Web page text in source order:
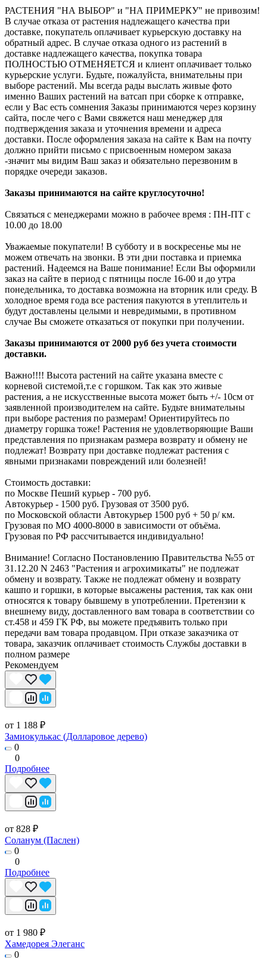
РАСТЕНИЯ "НА ВЫБОР" и "НА ПРИМЕРКУ" не привозим!
В случае отказа от растения надлежащего качества при
доставке, покупатель оплачивает курьерскую доставку на
обратный адрес. В случае отказа одного из растений в
доставке надлежащего качества, покупка товара
ПОЛНОСТЬЮ ОТМЕНЯЕТСЯ и клиент оплачивает только
курьерские услуги. Будьте, пожалуйста, внимательны при
выборе растений. Мы всегда рады выслать живые фото
именно Ваших растений на ватсап при сборке к отправке,
если у Вас есть сомнения Заказы принимаются через корзину
сайта, после чего с Вами свяжется наш менеджер для
подтверждения заказа и уточнения времени и адреса
доставки. После оформления заказа на сайте к Вам на почту
должно прийти письмо с присвоенным номером заказа
-значит мы видим Ваш заказ и обязательно перезвоним в
порядке очереди заказов.
Заказы принимаются на сайте круглосуточно!
Связаться с менеджерами можно в рабочее время : ПН-ПТ с
10.00 до 18.00
Уважаемые покупатели! В субботу и в воскресенье мы не
можем отвечать на звонки. В эти дни поставка и приемка
растений. Надеемся на Ваше понимание! Если Вы оформили
заказ на сайте в период с пятницы после 16-00 и до утра
понедельника, то доставка возможна на вторник или среду. В
холодное время года все растения пакуются в утеплитель и
будут доставлены целыми и невредимыми, в противном
случае Вы сможете отказаться от покупки при получении.
Заказы принимаются от 2000 руб без учета стоимости
доставки.
Важно!!!! Высота растений на сайте указана вместе с
корневой системой,т.е с горшком. Так как это живые
растения, а не искусственные высота может быть +/- 10см от
заявленной производителем на сайте. Будьте внимательны
при выборе растения по размерам! Ориентируйтесь по
диаметру горшка тоже! Растения не удовлетворяющие Ваши
представления по признакам размера возврату и обмену не
подлежат! Возврату при доставке подлежат растения с
явными признаками повреждений или болезней!
Стоимость доставки:
по Москве Пеший курьер - 700 руб.
Автокурьер - 1500 руб. Грузовая от 3500 руб.
по Московской области Автокурьер 1500 руб + 50 р/ км.
Грузовая по МО 4000-8000 в зависимости от объёма.
Грузовая по РФ рассчитывается индивидуально!
Внимание! Согласно Постановлению Правительства №55 от
31.12.20 N 2463 "Растения и агрохимикаты" не подлежат
обмену и возврату. Также не подлежат обмену и возврату
кашпо и горшки, в которые высажены растения, так как они
относятся к товару бывшему в употреблении. Претензии к
внешнему виду, доставленного вам товара в соответствии со
ст.458 и 459 ГК РФ, вы можете предъявить только при
передачи вам товара продавцом. При отказе заказчика от
товара, заказчик оплачивает стоимость Службы доставки в
полном размере
Рекомендуем
от 1 188 ₽
Замиокулькас (Долларовое дерево)
0
0
Подробнее
от 828 ₽
Соланум (Паслен)
0
0
Подробнее
от 1 980 ₽
Хамедорея Элеганс
0